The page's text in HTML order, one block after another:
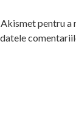
pentru a